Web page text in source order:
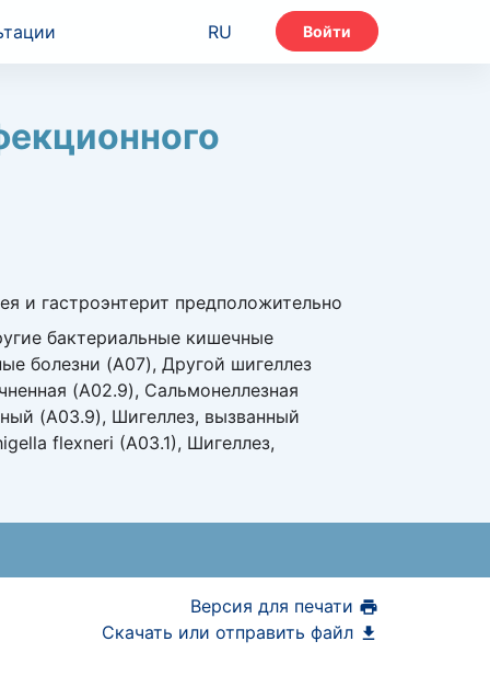
RU Войти
и гастроэнтерит предположительно
бактериальные кишечные
болезни (A07), Другой шигеллез
(A02.9), Сальмонеллезная
(A03.9), Шигеллез, вызванный
flexneri (A03.1), Шигеллез,
Версия для печати
Скачать или отправить файл